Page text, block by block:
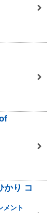
かり コ
メント